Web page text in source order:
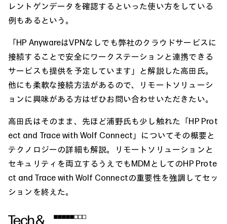
レントゲンデータを確認するといった使い方をしている
例もあるという。
「HP AnywareはVPNなしでも弊社のクラウドサービスに
接続することで安全にワークステーションと連携できる
サービスも提供を予定しています」と解説した高田氏。
他にも柔軟な接続方法があるので、リモートソリューシ
ョンに興味がある方はぜひお問い合わせいただきたい。
高田氏はそのまま、先ほど浦野氏も少し触れた「HP Prot
ect and Trace with Wolf Connect」についてその概要と
テクノロジーの詳細も解説。リモートソリューションと
セキュリティを両立するうえでもMDMとしてのHP Prote
ct and Trace with Wolf Connectの重要性を強調してセッ
ションを終えた。